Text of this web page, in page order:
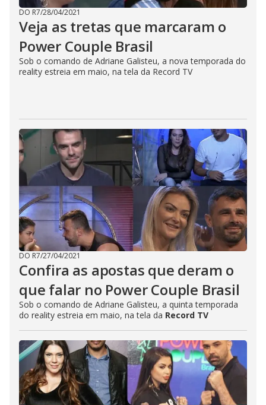
DO R7/28/04/2021
Veja as tretas que marcaram o
Power Couple Brasil
Sob o comando de Adriane Galisteu, a nova temporada do
reality estreia em maio, na tela da Record TV
DO R7/27/04/2021
Confira as apostas que deram o
que falar no Power Couple Brasil
Sob o comando de Adriane Galisteu, a quinta temporada
do reality estreia em maio, na tela da Record TV